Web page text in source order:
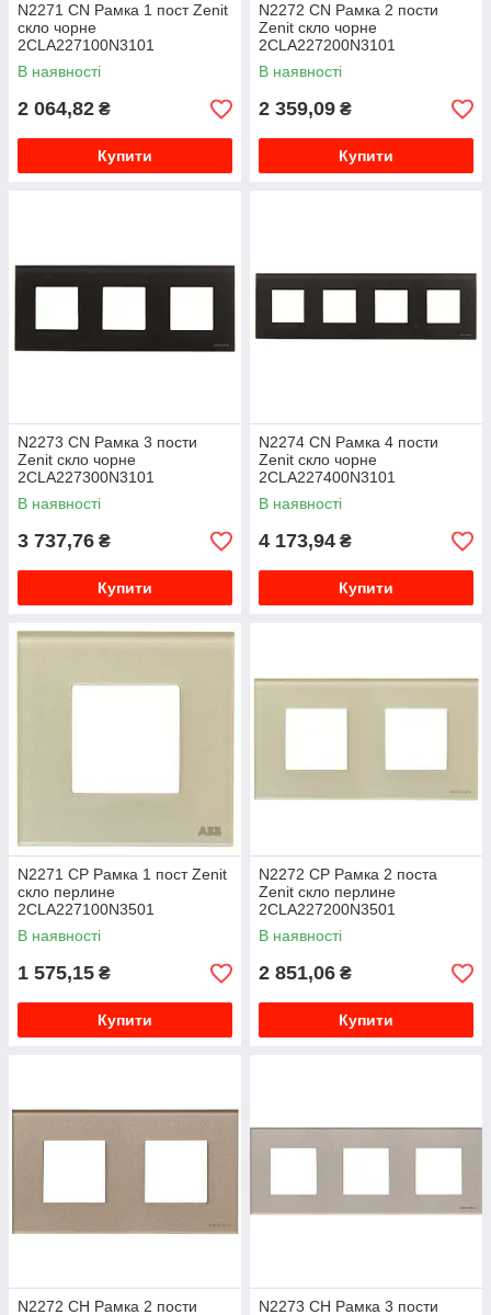
N2271 CN Рамка 1 пост Zenit
скло чорне
2CLA227100N3101
В наявності
2 064,82 ₴
Купити
N2272 CN Рамка 2 пости
Zenit скло чорне
2CLA227200N3101
В наявності
2 359,09 ₴
Купити
N2273 CN Рамка 3 пости
Zenit скло чорне
2CLA227300N3101
В наявності
3 737,76 ₴
Купити
N2274 CN Рамка 4 пости
Zenit скло чорне
2CLA227400N3101
В наявності
4 173,94 ₴
Купити
N2271 CP Рамка 1 пост Zenit
скло перлине
2CLA227100N3501
В наявності
1 575,15 ₴
Купити
N2272 CP Рамка 2 поста
Zenit скло перлине
2CLA227200N3501
В наявності
2 851,06 ₴
Купити
N2272 CH Рамка 2 пости N2273 CH Рамка 3 пости